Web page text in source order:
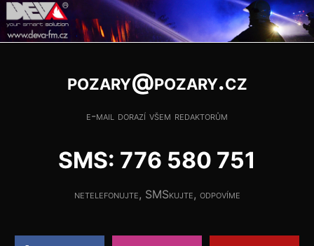
pozary@pozary.cz
e-mail dorazí všem redaktorům
SMS: 776 580 751
netelefonujte, SMSkujte, odpovíme